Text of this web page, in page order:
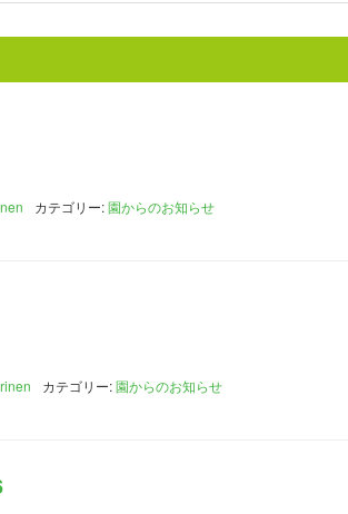
カテゴリー:園からのお知らせ
カテゴリー:園からのお知らせ